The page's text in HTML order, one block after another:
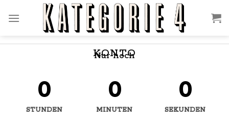
Inhalt
KONTO
Nur noch
0
STUNDEN
0
MINUTEN
0
SEKUNDEN